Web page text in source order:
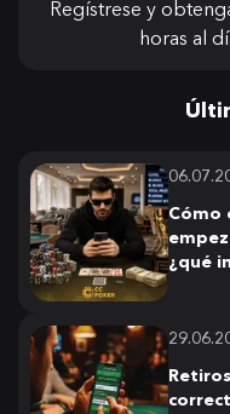
Regístrese y
horas al
Cómo
¿qué